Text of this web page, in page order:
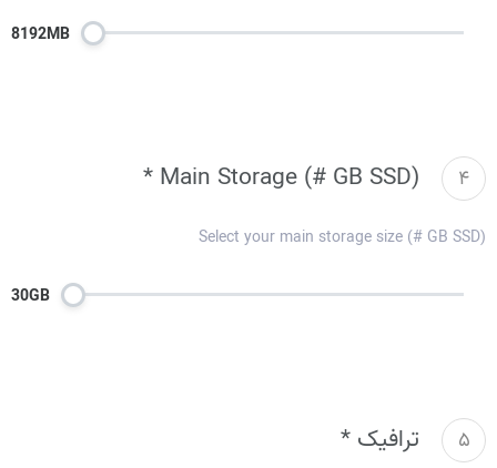
8192MB
4
Main Storage (# GB SSD) *
Select your main storage size (# GB SSD)
30GB
5 ترافیک *